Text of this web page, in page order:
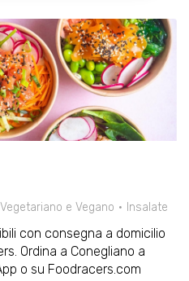
Vegetariano e Vegano Insalate
con consegna a domicilio
Ordina a Conegliano a
o su Foodracers.com